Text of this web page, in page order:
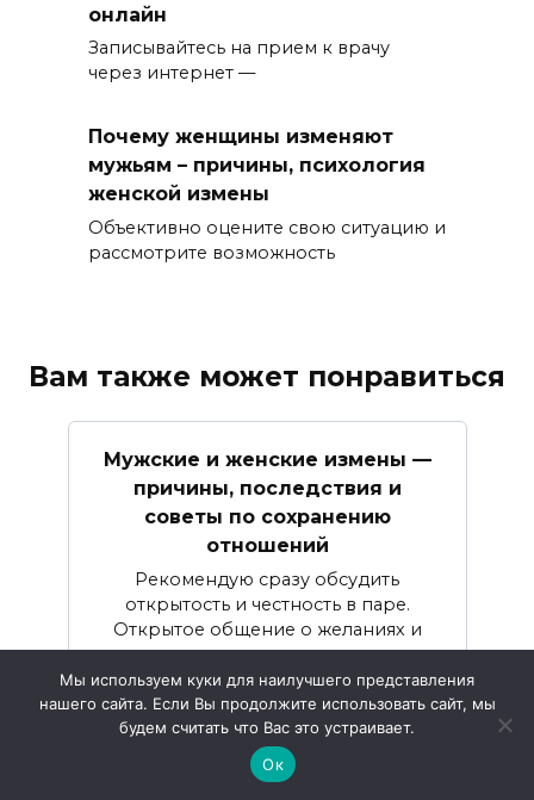
онлайн
Записывайтесь на прием к врачу
через интернет —
Почему женщины изменяют
мужьям – причины, психология
женской измены
Объективно оцените свою ситуацию и
рассмотрите возможность
Вам также может понравиться
Мужские и женские измены —
причины, последствия и
советы по сохранению
отношений
Рекомендую сразу обсудить
открытость и честность в паре.
Открытое общение о желаниях и
ожиданиях является
Мы используем куки для наилучшего представления
нашего сайта. Если Вы продолжите использовать сайт, мы
будем считать что Вас это устраивает.
Ок